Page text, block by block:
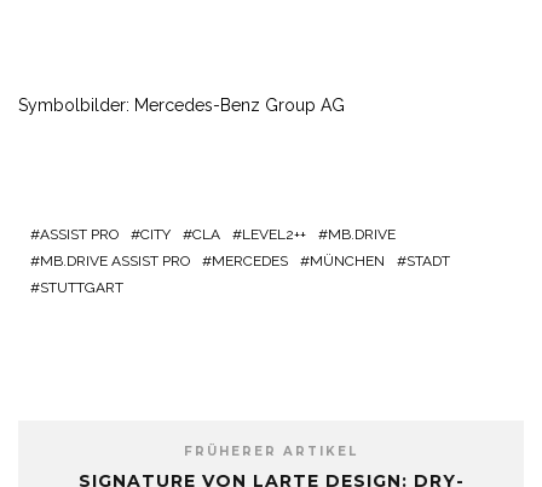
Symbolbilder: Mercedes-Benz Group AG
ASSIST PRO CITY CLA LEVEL2++
MB.DRIVE
MB.DRIVE ASSIST PRO
MERCEDES MÜNCHEN
STADT
STUTTGART
FRÜHERER ARTIKEL
SIGNATURE VON LARTE DESIGN: DRY-